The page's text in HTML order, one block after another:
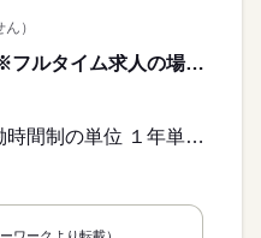
）
200,000円〜300,000円 ※フルタイム求人の場合は月額（換算額）、パート求人の場合は時間額を表示しています。
変形労働時間制 変形労働時間制の単位 １年単位 就業時間１ 8時30分〜17時30分 就業時間に関する特記事項 ＊基本は、（１）の勤務です。
ーワークより転載）